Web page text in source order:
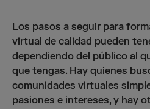
Los pasos a seguir para
virtual de calidad pueden
dependiendo del público al
que tengas. Hay quienes
comunidades virtuales
pasiones e intereses, y hay